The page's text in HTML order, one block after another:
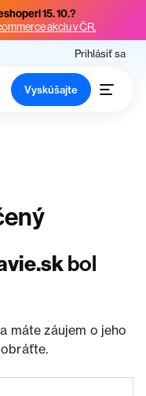
15. 10.?
akciu v ČR.
Prihlásiť sa
Vyskúšajte
bol
máte záujem o jeho